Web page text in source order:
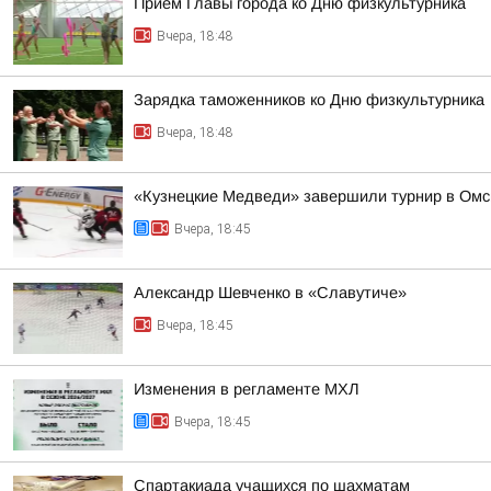
Вчера, 18:48
Зарядка таможенников ко Дню физкультурника
Вчера, 18:48
«Кузнецкие Медведи» завершили турнир в
Вчера, 18:45
Александр Шевченко в «Славутиче»
Вчера, 18:45
Изменения в регламенте МХЛ
Вчера, 18:45
Спартакиада учащихся по шахматам